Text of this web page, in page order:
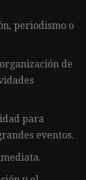
periodismo o
de
para
eventos.